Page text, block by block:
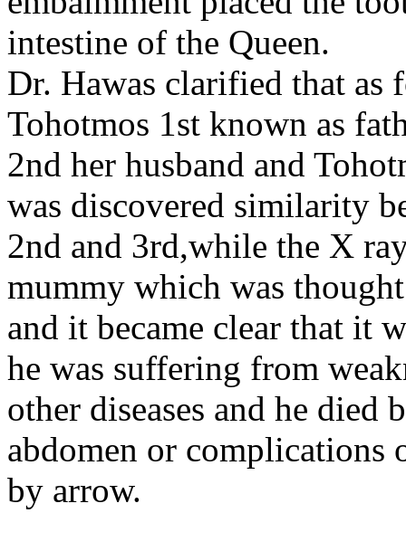
intestine of the Queen.
Dr. Hawas clarified that as
Tohotmos 1st known as
2nd her husband and
was discovered similarity
2nd and 3rd,while the X
mummy which was
and it became clear that it
he was suffering from
other diseases and he died
abdomen or complications
by arrow.